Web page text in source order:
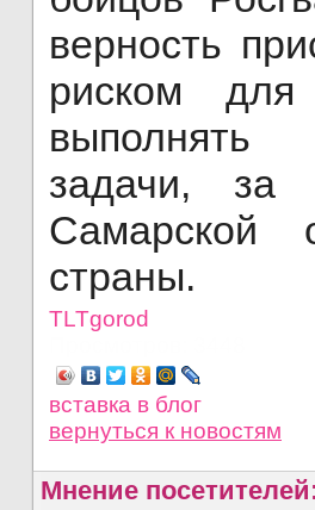
верность
риском
задачи, за
Самарской
страны.
TLTgorod
вставка в блог
вернуться к новостям
Мнение